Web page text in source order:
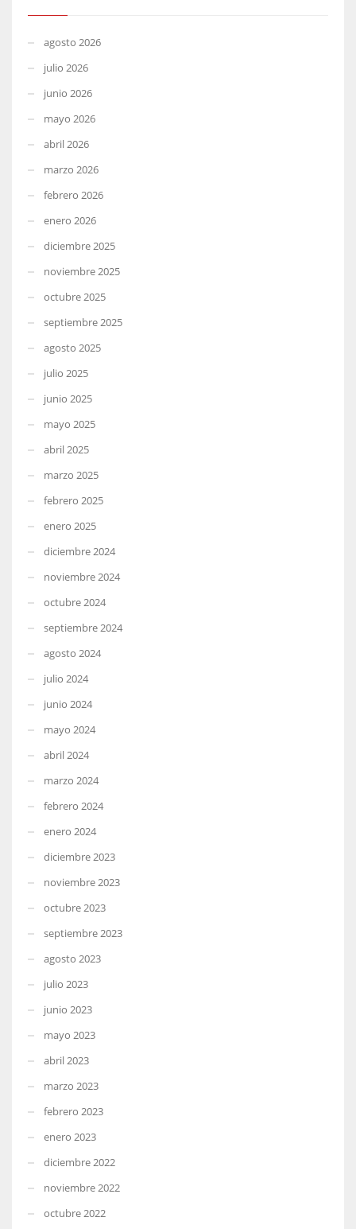
agosto 2026
julio 2026
junio 2026
mayo 2026
abril 2026
marzo 2026
febrero 2026
enero 2026
diciembre 2025
noviembre 2025
octubre 2025
septiembre 2025
agosto 2025
julio 2025
junio 2025
mayo 2025
abril 2025
marzo 2025
febrero 2025
enero 2025
diciembre 2024
noviembre 2024
octubre 2024
septiembre 2024
agosto 2024
julio 2024
junio 2024
mayo 2024
abril 2024
marzo 2024
febrero 2024
enero 2024
diciembre 2023
noviembre 2023
octubre 2023
septiembre 2023
agosto 2023
julio 2023
junio 2023
mayo 2023
abril 2023
marzo 2023
febrero 2023
enero 2023
diciembre 2022
noviembre 2022
octubre 2022